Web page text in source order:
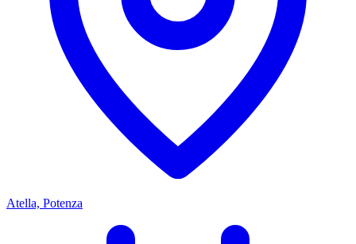
Atella, Potenza